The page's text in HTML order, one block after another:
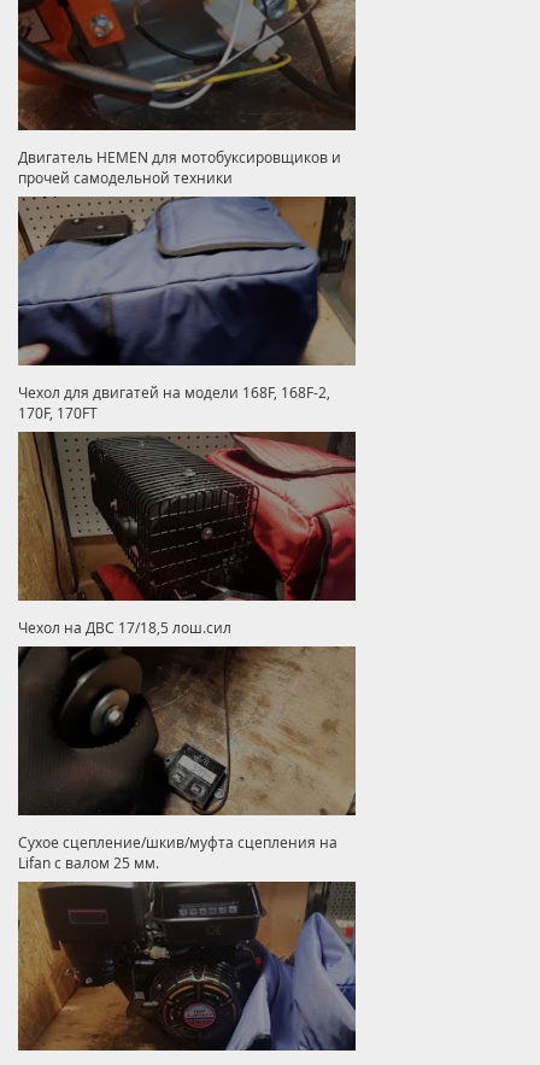
Двигатель HEMEN для мотобуксировщиков и
прочей самодельной техники
Чехол для двигатей на модели 168F, 168F-2,
170F, 170FT
Чехол на ДВС 17/18,5 лош.сил
Сухое сцепление/шкив/муфта сцепления на
Lifan с валом 25 мм.